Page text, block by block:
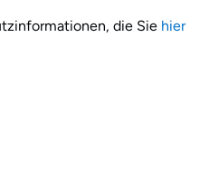
die Sie hier